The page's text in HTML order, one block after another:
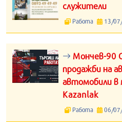
служители
Работа 13/
Мончев-90
продажби на
автомобили в
Kazanlak
Работа 06/